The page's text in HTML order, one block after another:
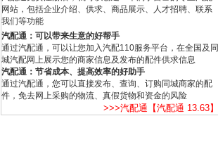
网站，包括企业介绍、供求、商品展示、人才招聘、联系
我们等功能
汽配通：可以带来生意的好帮手
通过汽配通，可以让您加入汽配110服务平台，在全国及同
城汽配网上展示您的商家信息及发布的配件供求信息
汽配通：节省成本、提高效率的好助手
通过汽配通，您可以直接发布、查询、订购同城商家的配
件，免去网上采购的物流、真假货物和资金的风险
>>>汽配通【汽配通 13.63】